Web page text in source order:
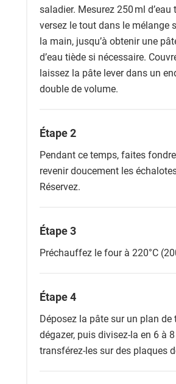
saladier. Mesurez 250 ml
versez le tout dans le mélange
la main, jusqu’à obtenir une
d’eau tiède si nécessaire.
laissez la pâte lever dans un
double de volume.
Étape 2
Pendant ce temps, faites
revenir doucement les
Réservez.
Étape 3
Préchauffez le four à 220°C
Étape 4
Déposez la pâte sur un plan
dégazer, puis divisez-la en 6 à
transférez-les sur des plaques